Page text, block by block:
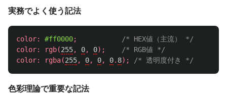
実務でよく使う記法
color: #ff0000;
/* HEX値（主流） */
color: rgb(255, 0, 0);
/* RGB値 */
color: rgba(255, 0, 0, 0. 8); /* 透明度付き */
色彩理論で重要な記法